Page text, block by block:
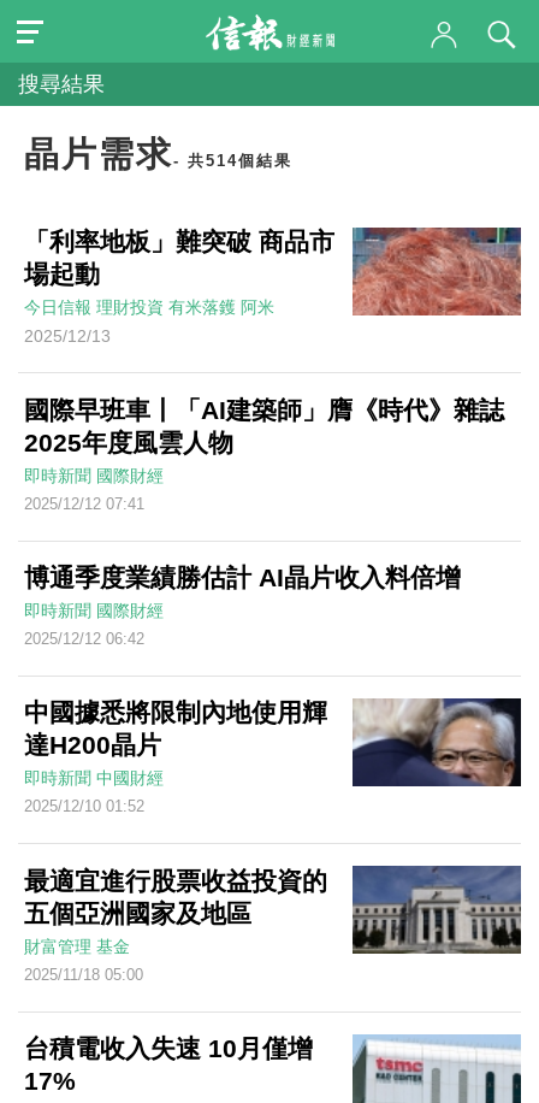
搜尋結果
晶片需求- 共514個結果
「利率地板」難突破 商品市
場起動
今日信報 理財投資 有米落鑊 阿米
2025/12/13
國際早班車丨「AI建築師」膺《時代》雜誌
2025年度風雲人物
即時新聞 國際財經
2025/12/12 07:41
博通季度業績勝估計 AI晶片收入料倍增
即時新聞 國際財經
2025/12/12 06:42
中國據悉將限制內地使用輝
達H200晶片
即時新聞 中國財經
2025/12/10 01:52
最適宜進行股票收益投資的
五個亞洲國家及地區
財富管理 基金
2025/11/18 05:00
台積電收入失速 10月僅增
17%